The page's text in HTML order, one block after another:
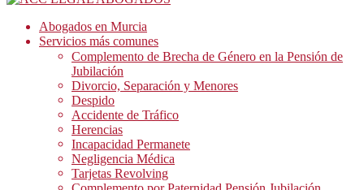
Abogados en Murcia
Servicios más comunes
Complemento de Brecha de Género en la Pensión de
Jubilación
Divorcio, Separación y Menores
Despido
Accidente de Tráfico
Herencias
Incapacidad Permanete
Negligencia Médica
Tarjetas Revolving